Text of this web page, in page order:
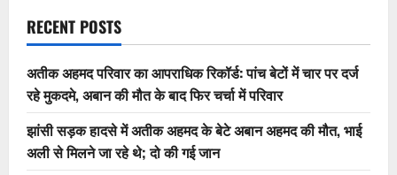
RECENT POSTS
अतीक अहमद परिवार का आपराधिक रिकॉर्ड: पांच बेटों में चार पर दर्ज
रहे मुकदमे, अबान की मौत के बाद फिर चर्चा में परिवार
झांसी सड़क हादसे में अतीक अहमद के बेटे अबान अहमद की मौत, भाई
अली से मिलने जा रहे थे; दो की गई जान